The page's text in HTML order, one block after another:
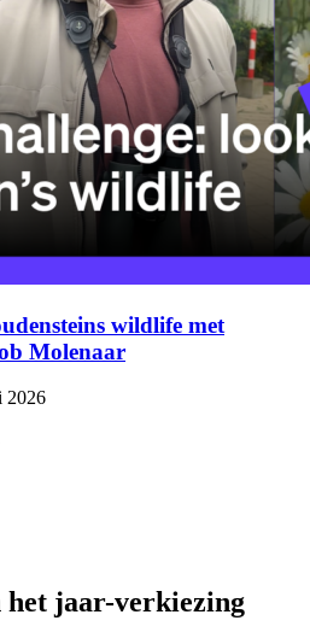
wildlife met
Molenaar
2026
het jaar-verkiezing